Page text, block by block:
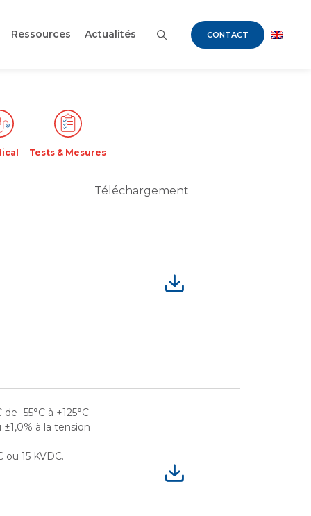
Ressources Actualités CONTACT
Tests & Mesures
Téléchargement
-55°C à +125°C
±1,0% à la tension
ou 15 KVDC.